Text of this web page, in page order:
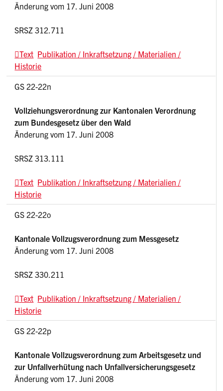
Änderung vom 17. Juni 2008
SRSZ 312.711
Text Publikation / Inkraftsetzung / Materialien /
Historie
GS 22-22n
Vollziehungsverordnung zur Kantonalen Verordnung
zum Bundesgesetz über den Wald
Änderung vom 17. Juni 2008
SRSZ 313.111
Text Publikation / Inkraftsetzung / Materialien /
Historie
GS 22-22o
Kantonale Vollzugsverordnung zum Messgesetz
Änderung vom 17. Juni 2008
SRSZ 330.211
Text Publikation / Inkraftsetzung / Materialien /
Historie
GS 22-22p
Kantonale Vollzugsverordnung zum Arbeitsgesetz und
zur Unfallverhütung nach Unfallversicherungsgesetz
Änderung vom 17. Juni 2008